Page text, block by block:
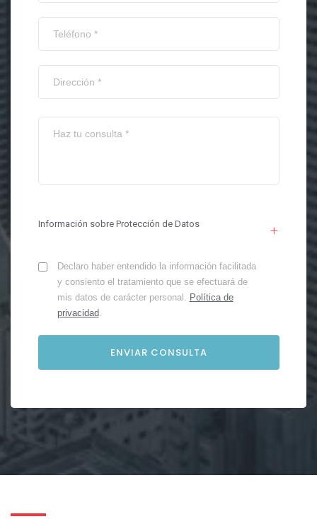
Información sobre Protección de Datos
Declaro haber entendido la información facilitada
y consiento el tratamiento que se efectuará de
mis datos de carácter personal. Política de
privacidad.